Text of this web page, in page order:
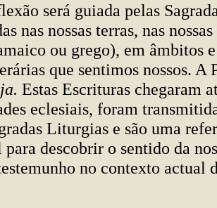
será guiada pelas
nas nossas terras, nas
ou grego), em âmbitos e
que sentimos nossos. A
Estas Escrituras chegaram
eclesiais, foram
Liturgias e são uma
descobrir o sentido da
no contexto actual